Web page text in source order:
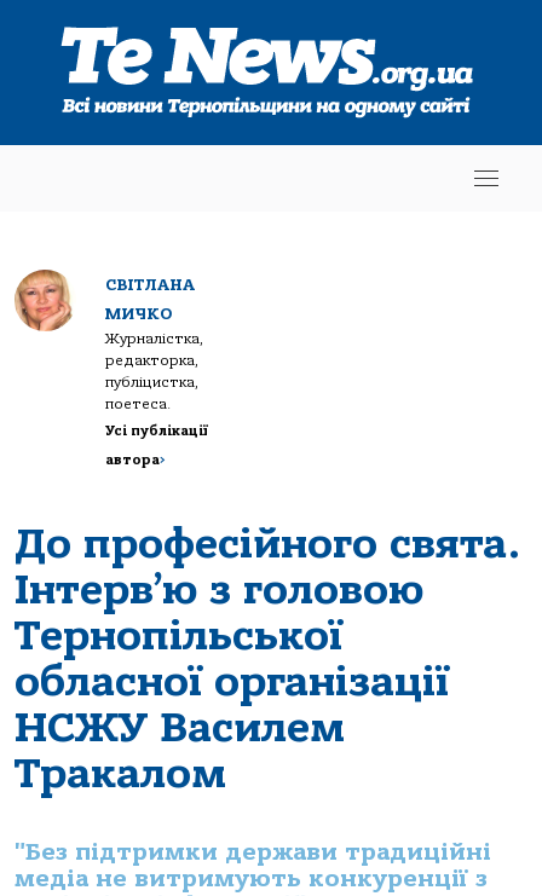
СВІТЛАНА
МИЧКО
Журналістка,
редакторка,
публіцистка,
поетеса.
Усі публікації
автора>
До професійного свята.
Інтерв’ю з головою
Тернопільської
обласної організації
НСЖУ Василем
Тракалом
"Без підтримки держави традиційні
медіа не витримують конкуренції з